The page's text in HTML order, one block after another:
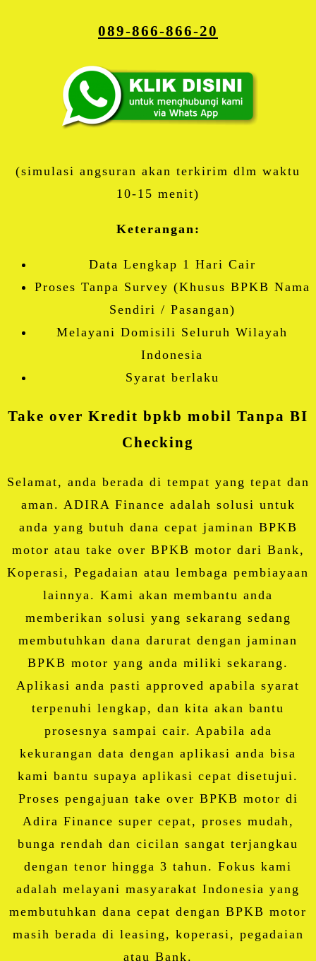
089-866-866-20
(simulasi angsuran akan terkirim dlm waktu
10-15 menit)
Keterangan:
Data Lengkap 1 Hari Cair
Proses Tanpa Survey (Khusus BPKB Nama
Sendiri / Pasangan)
Melayani Domisili Seluruh Wilayah
Indonesia
Syarat berlaku
Take over Kredit bpkb mobil Tanpa BI
Checking
Selamat, anda berada di tempat yang tepat dan
aman. ADIRA Finance adalah solusi untuk
anda yang butuh dana cepat jaminan BPKB
motor atau take over BPKB motor dari Bank,
Koperasi, Pegadaian atau lembaga pembiayaan
lainnya. Kami akan membantu anda
memberikan solusi yang sekarang sedang
membutuhkan dana darurat dengan jaminan
BPKB motor yang anda miliki sekarang.
Aplikasi anda pasti approved apabila syarat
terpenuhi lengkap, dan kita akan bantu
prosesnya sampai cair. Apabila ada
kekurangan data dengan aplikasi anda bisa
kami bantu supaya aplikasi cepat disetujui.
Proses pengajuan take over BPKB motor di
Adira Finance super cepat, proses mudah,
bunga rendah dan cicilan sangat terjangkau
dengan tenor hingga 3 tahun. Fokus kami
adalah melayani masyarakat Indonesia yang
membutuhkan dana cepat dengan BPKB motor
masih berada di leasing, koperasi, pegadaian
atau Bank.